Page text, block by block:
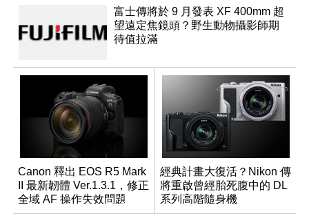
富士傳將於 9 月發表 XF 400mm 超
望遠定焦鏡頭？野生動物攝影師期
待值拉滿
Canon 釋出 EOS R5 Mark
II 最新韌體 Ver.1.3.1，修正
全域 AF 操作失效問題
經典計畫大復活？Nikon 傳
將重啟曾經胎死腹中的 DL
系列高階隨身機